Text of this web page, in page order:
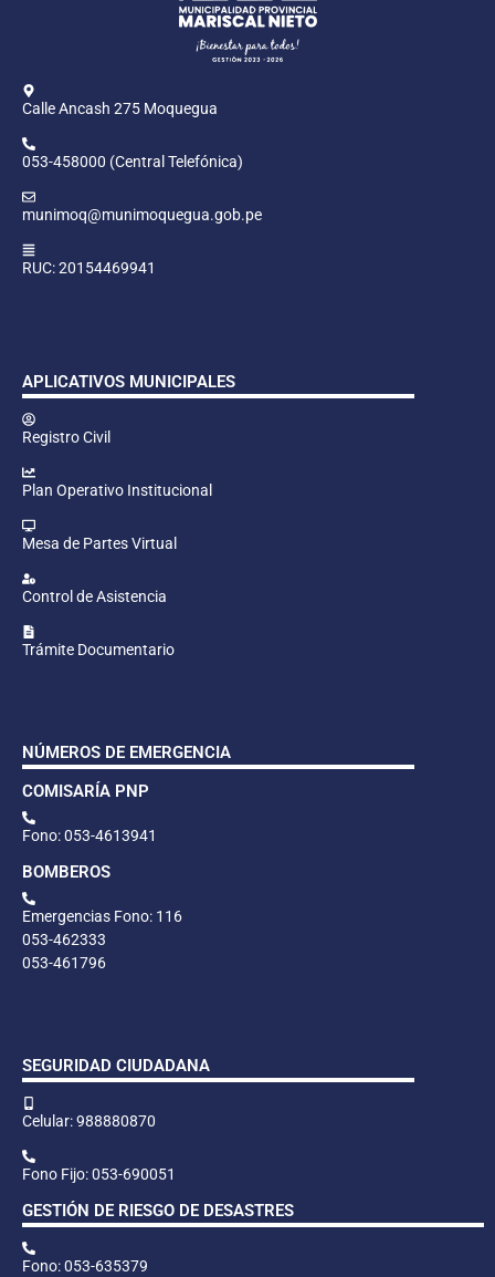
Calle Ancash 275 Moquegua
053-458000 (Central Telefónica)
munimoq@munimoquegua.gob.pe
RUC: 20154469941
APLICATIVOS MUNICIPALES
Registro Civil
Plan Operativo Institucional
Mesa de Partes Virtual
Control de Asistencia
Trámite Documentario
NÚMEROS DE EMERGENCIA
COMISARÍA PNP
Fono: 053-4613941
BOMBEROS
Emergencias Fono: 116
053-462333
053-461796
SEGURIDAD CIUDADANA
Celular: 988880870
Fono Fijo: 053-690051
GESTIÓN DE RIESGO DE DESASTRES
Fono: 053-635379